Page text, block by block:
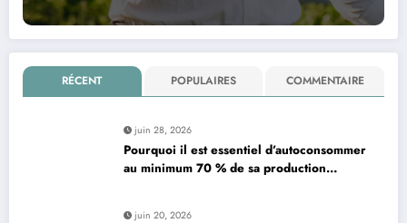
RÉCENT POPULAIRES COMMENTAIRE
juin 28, 2026
Pourquoi il est essentiel d’autoconsommer
au minimum 70 % de sa production
juin 20, 2026